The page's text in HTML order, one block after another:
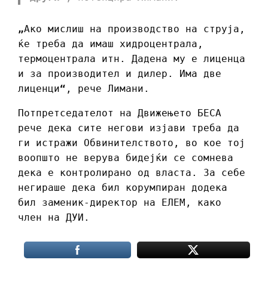
„Ако мислиш на производство на струја,
ќе треба да имаш хидроцентрала,
термоцентрала итн. Дадена му е лиценца
и за производител и дилер. Има две
лиценци“ , рече Лимани.
Потпретседателот на Движењето БЕСА
рече дека сите негови изјави треба да
ги истражи Обвинителството, во кое тој
воопшто не верува бидејќи се сомнева
дека е контролирано од власта. За себе
негираше дека бил корумпиран додека
бил заменик-директор на ЕЛЕМ, како
член на ДУИ.